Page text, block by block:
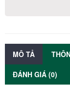
MÔ TẢ
ĐÁNH GIÁ (0)